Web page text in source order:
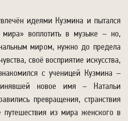
идеями Кузмина и пытался
мира» воплотить в музыке – но,
миром, нужно до предела
своё восприятие искусства,
с ученицей Кузмина –
новое имя – Натальи
превращения, странствия
из мира женского в